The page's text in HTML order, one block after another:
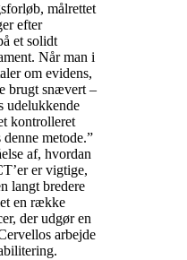
målrettet
efter
et solidt
Når man i
om evidens,
brugt snævert –
udelukkende
kontrolleret
metode.”
af, hvordan
er vigtige,
langt bredere
en række
der udgør en
arbejde